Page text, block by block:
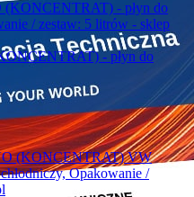
- płyn do